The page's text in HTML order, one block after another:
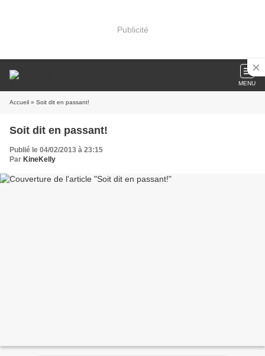
Publicité
MENU
Accueil » Soit dit en passant!
Soit dit en passant!
Publié le 04/02/2013 à 23:15
Par KineKelly